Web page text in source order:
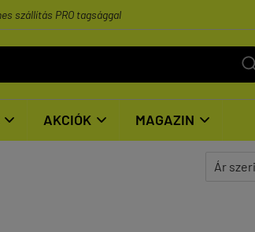
szállítás PRO tagsággal
 AKCIÓK  MAGAZIN 